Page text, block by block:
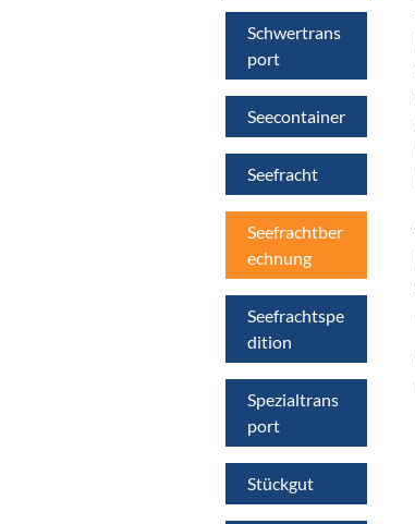
Schwertrans
port
Seecontainer
Seefracht
Seefrachtber
echnung
Seefrachtspe
dition
Spezialtrans
port
Stückgut